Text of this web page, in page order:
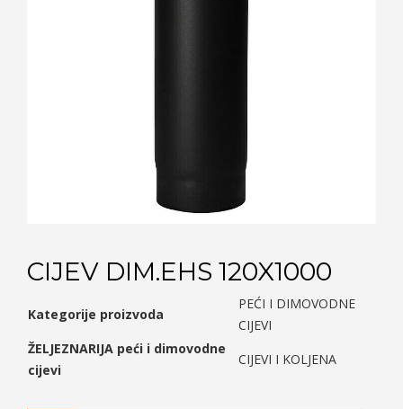
CIJEV DIM.EHS 120X1000
Kategorije proizvoda
PEĆI I DIMOVODNE
CIJEVI
ŽELJEZNARIJA peći i dimovodne
cijevi
CIJEVI I KOLJENA